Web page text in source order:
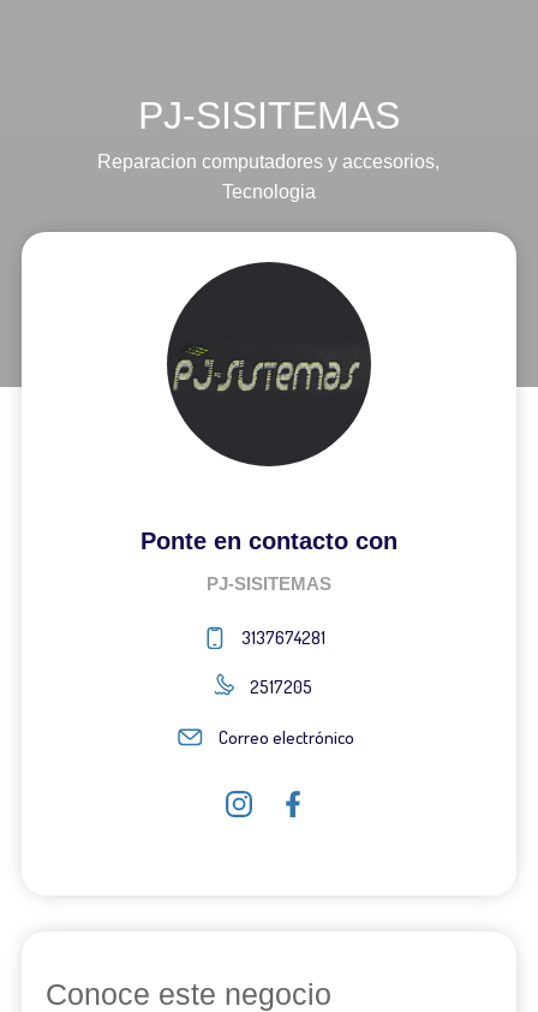
PJ-SISITEMAS
Reparacion computadores y accesorios,
Tecnologia
Ponte en contacto con
PJ-SISITEMAS
3137674281
2517205
Correo electrónico
Conoce este negocio